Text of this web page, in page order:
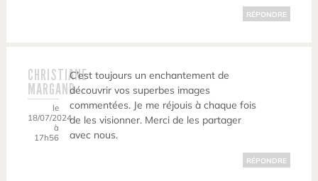
RÉPONDRE
CHRISTIANE
MARGAND
le
18/07/2024
à
17h56
C’est toujours un enchantement de
découvrir vos superbes images
commentées. Je me réjouis à chaque fois
de les visionner. Merci de les partager
avec nous.
RÉPONDRE